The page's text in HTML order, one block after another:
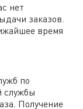
нет
заказов.
время
по
службы
Получение